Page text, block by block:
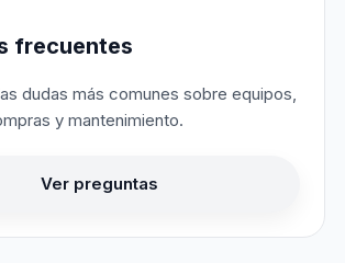
frecuentes
dudas más comunes sobre equipos,
y mantenimiento.
Ver preguntas